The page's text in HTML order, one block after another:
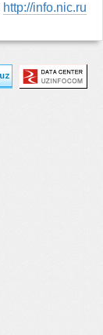
http://info.nic.ru